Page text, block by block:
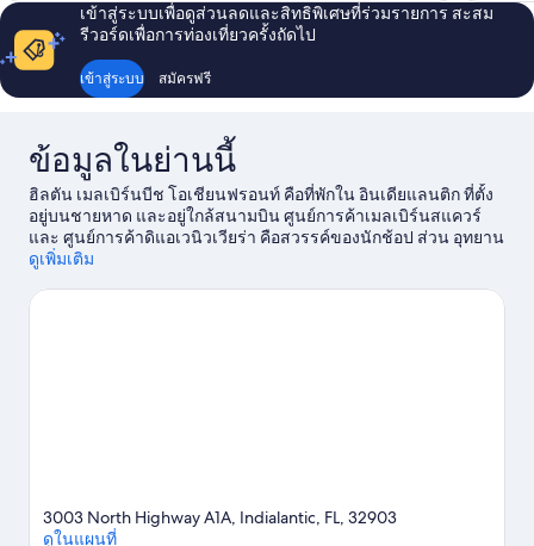
เข้าสู่ระบบเพื่อดูส่วนลดและสิทธิพิเศษที่ร่วมรายการ สะสม
รีวอร์ดเพื่อการท่องเที่ยวครั้งถัดไป
เข้าสู่ระบบ สมัครฟรี
ข้อมูลในย่านนี้
ฮิลตัน เมลเบิร์นบีช โอเชียนฟรอนท์ คือที่พักใน อินเดียแลนติก ที่ตั้ง
อยู่บนชายหาด และอยู่ใกล้สนามบิน ศูนย์การค้าเมลเบิร์นสแควร์
และ ศูนย์การค้าดิแอเวนิวเวียร่า คือสวรรค์ของนักช้อป ส่วน อุทยาน
แห่งรัฐเซบาสเตียนอินเล็ต รอให้ไปชมความงดงามของธรรมชาติ
สนุกๆ มากมายให้เลือก ไม่ว่าจะเป็น ดำน้ำ, เล่นห่วงยาง หรือเล่นวิน
ดูเพิ่มเติม
3003 North Highway A1A, Indialantic, FL, 32903
ดูในแผนที่